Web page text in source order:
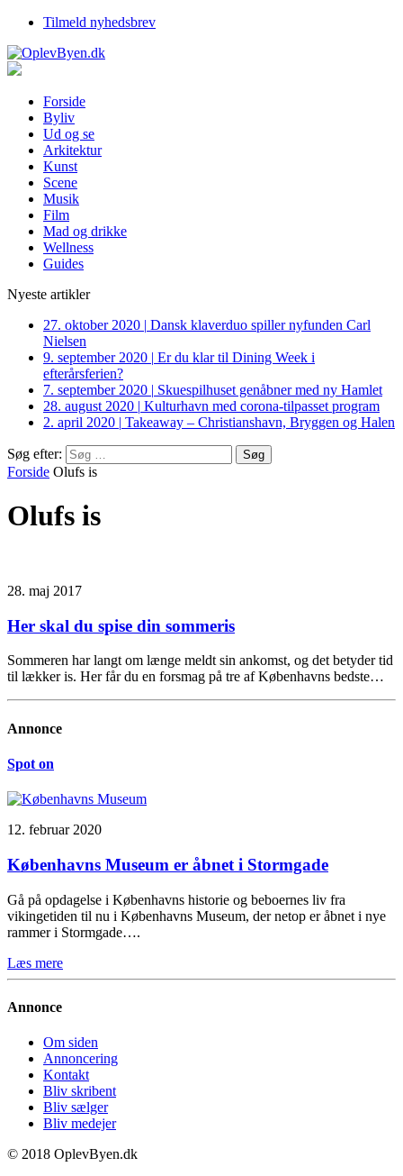
Tilmeld nyhedsbrev
Forside
Byliv
Ud og se
Arkitektur
Kunst
Scene
Musik
Film
Mad og drikke
Wellness
Guides
Nyeste artikler
27. oktober 2020 | Dansk klaverduo spiller nyfunden Carl
Nielsen
9. september 2020 | Er du klar til Dining Week i
efterårsferien?
7. september 2020 | Skuespilhuset genåbner med ny Hamlet
28. august 2020 | Kulturhavn med corona-tilpasset program
2. april 2020 | Takeaway – Christianshavn, Bryggen og Halen
Søg efter:
Forside Olufs is
Olufs is
28. maj 2017
Her skal du spise din sommeris
Sommeren har langt om længe meldt sin ankomst, og det betyder tid
til lækker is. Her får du en forsmag på tre af Københavns bedste…
Annonce
Spot on
12. februar 2020
Københavns Museum er åbnet i Stormgade
Gå på opdagelse i Københavns historie og beboernes liv fra
vikingetiden til nu i Københavns Museum, der netop er åbnet i nye
rammer i Stormgade….
Læs mere
Annonce
Om siden
Annoncering
Kontakt
Bliv skribent
Bliv sælger
Bliv medejer
© 2018 OplevByen.dk